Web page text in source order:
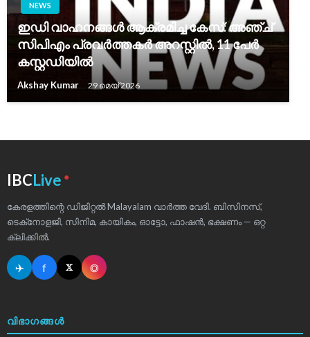
NEWS
ഇഡി വാഹനങ്ങൾ ആക്രമിച്ച കേസ്: അഞ്ച്
സിപിഎം പ്രവർത്തകർ അറസ്റ്റിൽ, 11 പേർ
കസ്റ്റഡിയിൽ
Akshay Kumar 29 മെയ്‌ 2026
IBCLive ●
കേരളത്തിന്റെ ഡിജിറ്റൽ Malayalam വാർത്ത വേദി. ബിസിനസ്,
ടെക്‌നോളജി, സിനിമ, കായികം, ഓട്ടോ, ഫാഷൻ, ഭക്ഷണം — ഒറ്റ
ക്ലിക്കിൽ.
✈ f 𝕏 ◎
വിഭാഗങ്ങൾ